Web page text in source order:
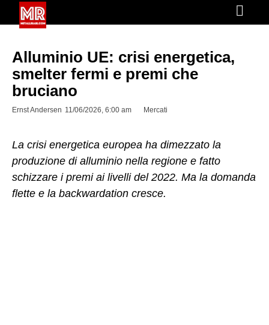
Alluminio UE: crisi energetica,
smelter fermi e premi che
bruciano
Ernst Andersen 11/06/2026, 6:00 am Mercati
La crisi energetica europea ha dimezzato la
produzione di alluminio nella regione e fatto
schizzare i premi ai livelli del 2022. Ma la domanda
flette e la backwardation cresce.